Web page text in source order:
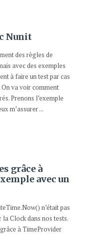
Nunit
des règles de
avec des exemples
à faire un test par cas
va voir comment
Prenons l’exemple
m’assurer ...
grâce à
avec un
n’était pas
Clock dans nos tests.
à TimeProvider